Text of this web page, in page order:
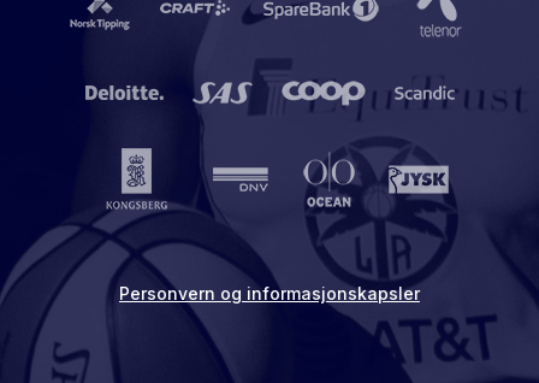
Personvern og informasjonskapsler